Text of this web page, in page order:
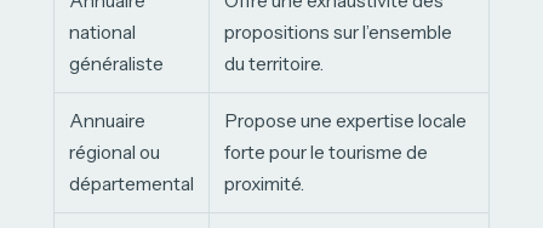
national
généraliste
propositions sur l’ensemble
du territoire.
Annuaire
régional ou
départemental
Propose une expertise locale
forte pour le tourisme de
proximité.